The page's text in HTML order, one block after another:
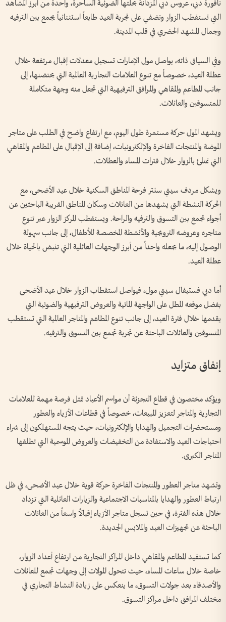
نافورة دبي، عروس دبي المزدانة بحلتها الضوئية الساحرة، واحدة من أبرز المشاهد
التي تستقطب الزوار وتضفي على تجربة العيد طابعاً استثنائياً يجمع بين الترفيه
وجمال المشهد الحضري في قلب المدينة.
وفي السياق ذاته، يواصل مول الإمارات تسجيل معدلات إقبال مرتفعة خلال
عطلة العيد، خصوصاً مع تنوع العلامات التجارية العالمية التي يحتضنها، إلى
جانب المطاعم والمقاهي والمرافق الترفيهية التي تجعل منه وجهة متكاملة
للمتسوقين والعائلات.
ويشهد المول حركة مستمرة طول اليوم، مع ارتفاع واضح في الطلب على متاجر
الموضة والمنتجات الفاخرة والإلكترونيات، إضافة إلى الإقبال على المطاعم والمقاهي
التي تمتلئ بالزوار خلال فترات المساء والعطلات.
ويشكل مردف سيتي سنتر فرحة المناطق السكنية خلال عيد الأضحى، مع
الحركة النشطة التي يشهدها من العائلات وسكان المناطق القريبة الباحثين عن
أجواء تجمع بين التسوق والترفيه والراحة. ويستقطب المركز الزوار عبر تنوع
متاجره وعروضه الترويجية والأنشطة المخصصة للأطفال، إلى جانب سهولة
الوصول إليه، ما يجعله واحداً من أبرز الوجهات العائلية التي تنبض بالحياة خلال
عطلة العيد.
أما دبي فستيفال سيتي مول، فيواصل استقطاب الزوار خلال عيد الأضحى
بفضل موقعه المطل على الواجهة المائية والعروض الترفيهية والضوئية التي
يقدمها خلال فترة العيد، إلى جانب تنوع المطاعم والمتاجر العالمية التي تستقطب
المتسوقين والعائلات الباحثة عن تجربة تجمع بين التسوق والترفيه.
إنفاق متزايد
ويؤكد مختصون في قطاع التجزئة أن مواسم الأعياد تمثل فرصة مهمة للعلامات
التجارية والمتاجر لتعزيز المبيعات، خصوصاً في قطاعات الأزياء والعطور
ومستحضرات التجميل والهدايا والإلكترونيات، حيث يتجه المستهلكون إلى شراء
احتياجات العيد والاستفادة من التخفيضات والعروض الموسمية التي تطلقها
المتاجر الكبرى.
وتشهد متاجر العطور والمنتجات الفاخرة حركة قوية خلال عيد الأضحى، في ظل
ارتباط العطور والهدايا بالمناسبات الاجتماعية والزيارات العائلية التي تزداد
خلال هذه الفترة، في حين تسجل متاجر الأزياء إقبالاً واسعاً من العائلات
الباحثة عن تجهيزات العيد والملابس الجديدة.
كما تستفيد المطاعم والمقاهي داخل المراكز التجارية من ارتفاع أعداد الزوار،
خاصة خلال ساعات المساء، حيث تتحول المولات إلى وجهات تجمع للعائلات
والأصدقاء بعد جولات التسوق، ما ينعكس على زيادة النشاط التجاري في
مختلف المرافق داخل مراكز التسوق.